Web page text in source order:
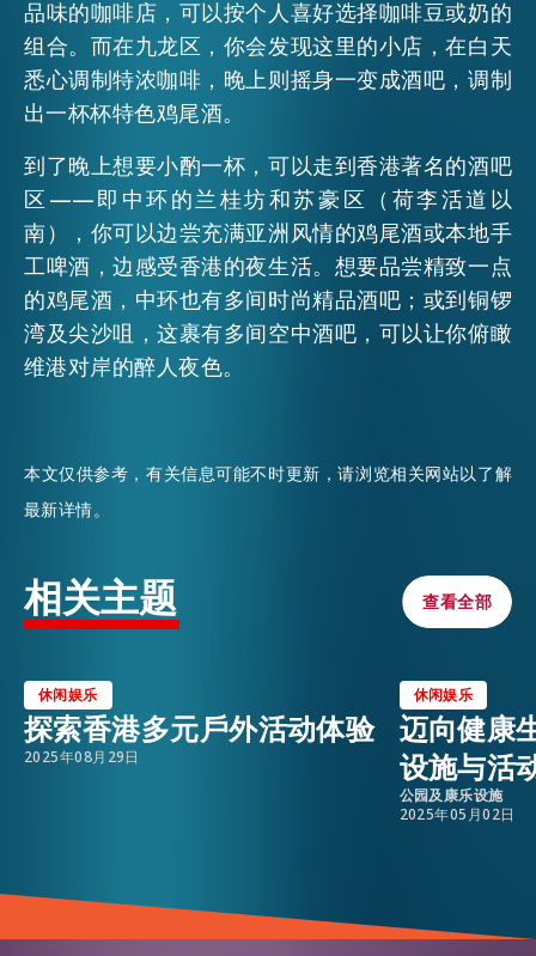
在港营商
活动情报
最新消息
关于我们
常见问题
联络我们
EN
WECHAT
EMAIL
品味的咖啡店，可以按个人喜好选择咖啡豆或奶的
组合。而在九龙区，你会发现这里的小店，在白天
悉心调制特浓咖啡，晚上则摇身一变成酒吧，调制
出一杯杯特色鸡尾酒。
到了晚上想要小酌一杯，可以走到香港著名的酒吧
区——即中环的兰桂坊和苏豪区（荷李活道以
南），你可以边尝充满亚洲风情的鸡尾酒或本地手
工啤酒，边感受香港的夜生活。想要品尝精致一点
的鸡尾酒，中环也有多间时尚精品酒吧；或到铜锣
湾及尖沙咀，这裹有多间空中酒吧，可以让你俯瞰
维港对岸的醉人夜色。
本文仅供参考，有关信息可能不时更新，请浏览相关网站以了解
最新详情。
相关主题 查看全部
查看全部
休闲娱乐
探索香港多元戶外活动体验
2025年08月29日
休闲娱乐
迈向健康
设施与活
公园及康乐设施
2025年05月02日